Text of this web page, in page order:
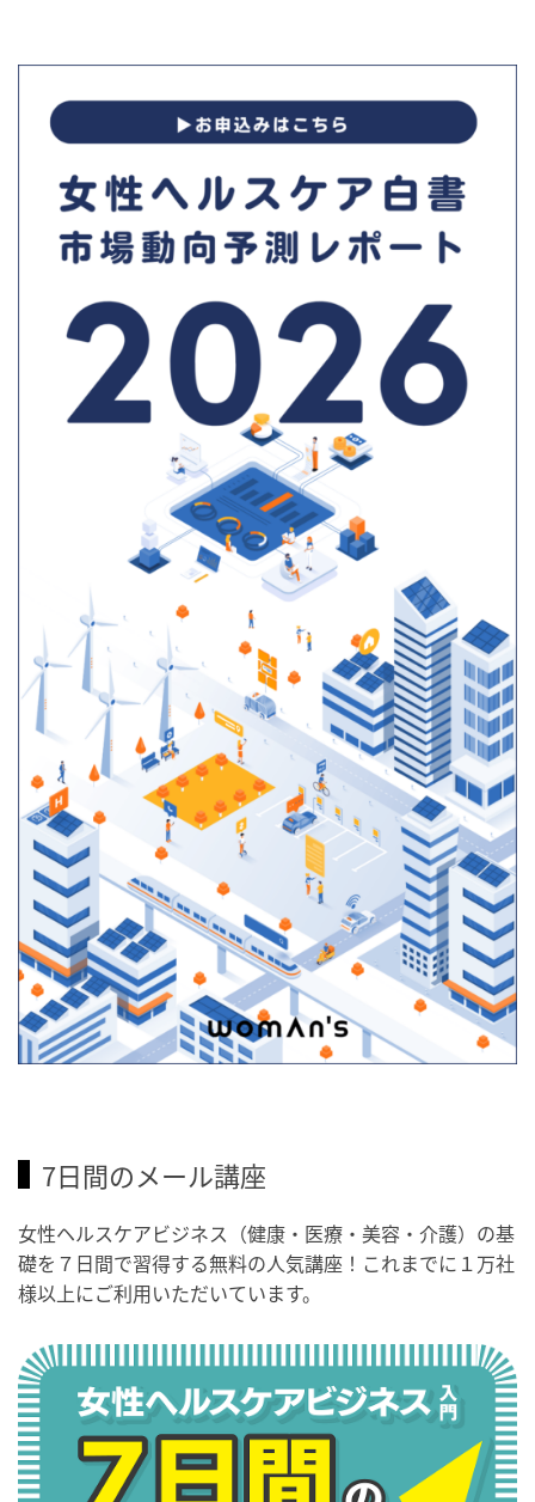
7日間のメール講座
女性ヘルスケアビジネス（健康・医療・美容・介護）の基
礎を７日間で習得する無料の人気講座！これまでに１万社
様以上にご利用いただいています。